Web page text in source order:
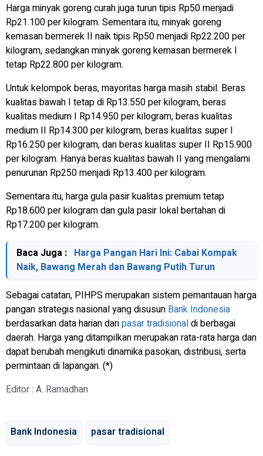
Harga minyak goreng curah juga turun tipis Rp50 menjadi
Rp21.100 per kilogram. Sementara itu, minyak goreng
kemasan bermerek II naik tipis Rp50 menjadi Rp22.200 per
kilogram, sedangkan minyak goreng kemasan bermerek I
tetap Rp22.800 per kilogram.
Untuk kelompok beras, mayoritas harga masih stabil. Beras
kualitas bawah I tetap di Rp13.550 per kilogram, beras
kualitas medium I Rp14.950 per kilogram, beras kualitas
medium II Rp14.300 per kilogram, beras kualitas super I
Rp16.250 per kilogram, dan beras kualitas super II Rp15.900
per kilogram. Hanya beras kualitas bawah II yang mengalami
penurunan Rp250 menjadi Rp13.400 per kilogram.
Sementara itu, harga gula pasir kualitas premium tetap
Rp18.600 per kilogram dan gula pasir lokal bertahan di
Rp17.200 per kilogram.
Baca Juga : Harga Pangan Hari Ini: Cabai Kompak
Naik, Bawang Merah dan Bawang Putih Turun
Sebagai catatan, PIHPS merupakan sistem pemantauan harga
pangan strategis nasional yang disusun Bank Indonesia
berdasarkan data harian daripasar tradisionaldi berbagai
daerah. Harga yang ditampilkan merupakan rata-rata harga dan
dapat berubah mengikuti dinamika pasokan, distribusi, serta
permintaan di lapangan. (*)
Editor : A. Ramadhan
Bank Indonesia pasar tradisional